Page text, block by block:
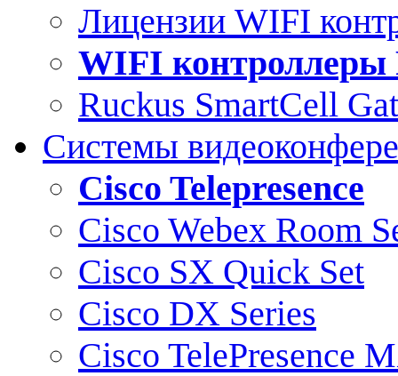
Лицензии WIFI
WIFI контроллеры
Ruckus SmartCell
Системы
Cisco Telepresence
Cisco Webex Room
Cisco SX Quick Set
Cisco DX Series
Cisco TelePresence